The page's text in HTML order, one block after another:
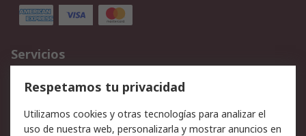
Servicios
Cómo realizar pedidos
Devoluciones
Facturación y pago
Ofertas
Soporte técnico
Respetamos tu privacidad
Utilizamos cookies y otras tecnologías para analizar el
uso de nuestra web, personalizarla y mostrar anuncios en